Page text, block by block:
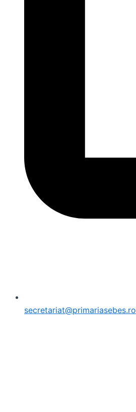
secretariat@primariasebes.ro